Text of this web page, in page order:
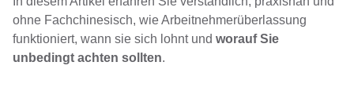
ohne Fachchinesisch, wie Arbeitnehmerüberlassung
funktioniert, wann sie sich lohnt und worauf Sie
unbedingt achten sollten.